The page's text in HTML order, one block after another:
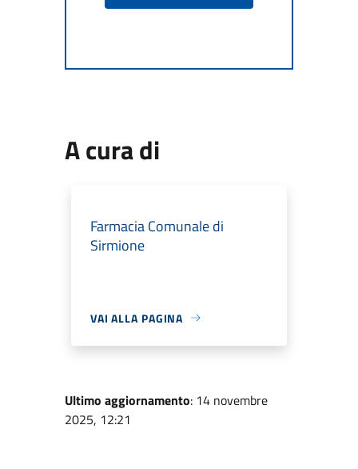
A cura di
Farmacia Comunale di
Sirmione
VAI ALLA PAGINA
Ultimo aggiornamento: 14 novembre
2025, 12:21